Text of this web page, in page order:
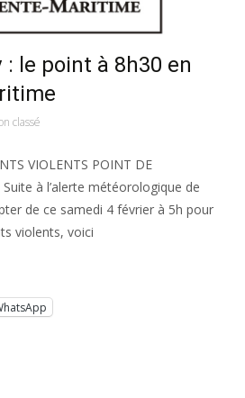
le point à 8h30 en
classé
VIOLENTS POINT DE
à l’alerte météorologique de
de ce samedi 4 février à 5h pour
violents, voici